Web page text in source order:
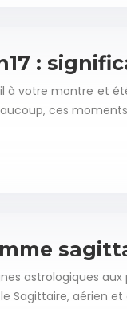
:
votre montre et
ces
astrologiques
Sagittaire, aérien